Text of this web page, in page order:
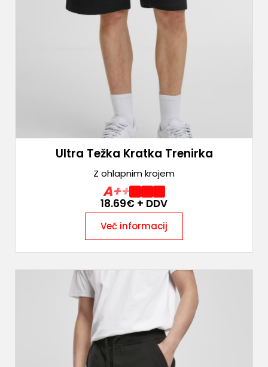
Ultra Težka Kratka Trenirka
Z ohlapnim krojem
A++
18.69€ + DDV
Več informacij